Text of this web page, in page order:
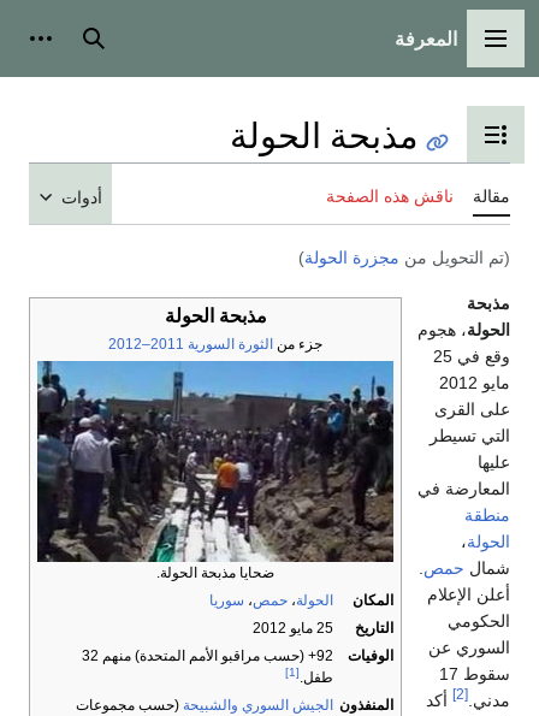
القائمة الرئيسية
المعرفة بحث
تبديل عرض جدول المحتويات
مذبحة الحولة
مقالة ناقش هذه الصفحة أدوات
(تم التحويل من مجزرة الحولة)
مذبحة الحولة
جزء من الثورة السورية 2011–2012
ضحايا مذبحة الحولة.
المكان
الحولة، حمص، سوريا
التاريخ
25 مايو 2012
الوفيات
92+ (حسب مراقبو الأمم المتحدة) منهم 32
طفل.[1]
المنفذون الجيش السوري والشبيحة (حسب مجموعات
مذبحة
الحولة، هجوم
وقع في 25
مايو 2012
على القرى
التي تسيطر
عليها
المعارضة في
منطقة
الحولة،
شمال حمص
أعلن الإعلام
الحكومي
السوري عن
سقوط 17
مدني. [2]
أكد